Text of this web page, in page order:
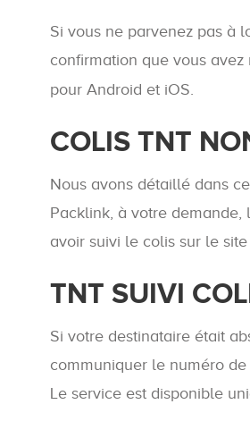
Si vous ne parvenez pas à
confirmation que vous avez
pour Android et iOS.
COLIS TNT
Nous avons détaillé dans
Packlink, à votre demande,
avoir suivi le colis sur le
TNT SUIVI
Si votre destinataire était
communiquer le numéro de
Le service est disponible